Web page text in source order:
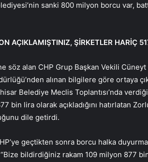
sanki 800 milyon borcu var,
AÇIKLAMIŞTINIZ, ŞİRKETLER HARİÇ
söz alan CHP Grup Başkan Vekili
alınan bilgilere göre ortaya
Belediye Meclis Toplantısı’nda
bin lira olarak açıkladığını hatırlatan
dile getirdi.
geçtikten sonra borcu halka
bildirdiğiniz rakam 109 milyon 877